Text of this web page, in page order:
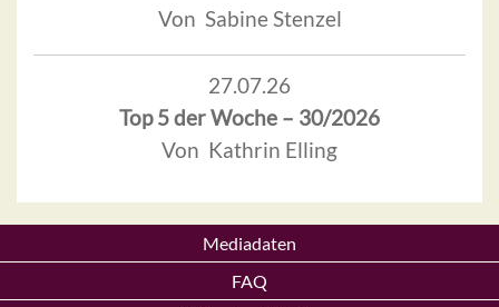
Von Sabine Stenzel
27.07.26
Top 5 der Woche – 30/2026
Von Kathrin Elling
Mediadaten
FAQ